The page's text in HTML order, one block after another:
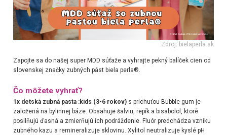
Zdroj: bielaperla.sk
Zapojte sa do našej super MDD súťaže a vyhrajte pekný balíček cien od
slovenskej značky zubných pást biela perla®.
Čo môžete vyhrať?
1x detská zubná pasta :kids (3-6 rokov)s príchuťou Bubble gum je
založená na bylinnej báze. Obsahuje šalviu, repík a bisabolol, ktoré
posilňujú ďasná a zmierňujú ich podráždenie. Fluór predchádza vzniku
zubného kazu a remineralizuje sklovinu. Xylitol neutralizuje kyslé pH